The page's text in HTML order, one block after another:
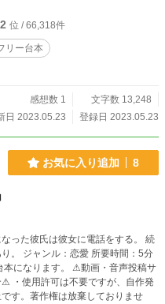
位 / 66,318件
リー台本
感想数 1
文字数 13,248
日 2023.05.23
登録日 2023.05.23
お気に入り追加 8
った彼氏は彼女に電話をする。 続
：5分
。 ⚠動画・音声投稿サ
・使用許可は不要ですが、自作発
す。著作権は放棄しておりませ